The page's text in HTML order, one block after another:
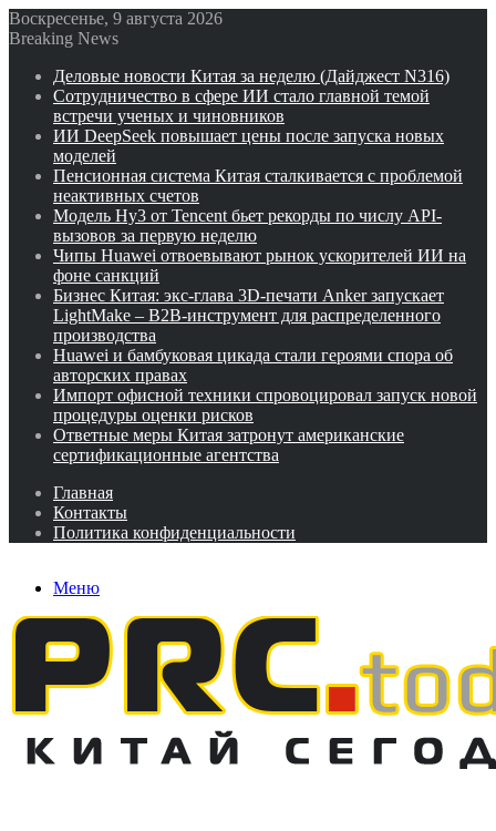
Воскресенье, 9 августа 2026
Breaking News
Деловые новости Китая за неделю (Дайджест N316)
Сотрудничество в сфере ИИ стало главной темой
встречи ученых и чиновников
ИИ DeepSeek повышает цены после запуска новых
моделей
Пенсионная система Китая сталкивается с проблемой
неактивных счетов
Модель Hy3 от Tencent бьет рекорды по числу API-
вызовов за первую неделю
Чипы Huawei отвоевывают рынок ускорителей ИИ на
фоне санкций
Бизнес Китая: экс-глава 3D-печати Anker запускает
LightMake – B2B-инструмент для распределенного
производства
Huawei и бамбуковая цикада стали героями спора об
авторских правах
Импорт офисной техники спровоцировал запуск новой
процедуры оценки рисков
Ответные меры Китая затронут американские
сертификационные агентства
Главная
Контакты
Политика конфиденциальности
Меню